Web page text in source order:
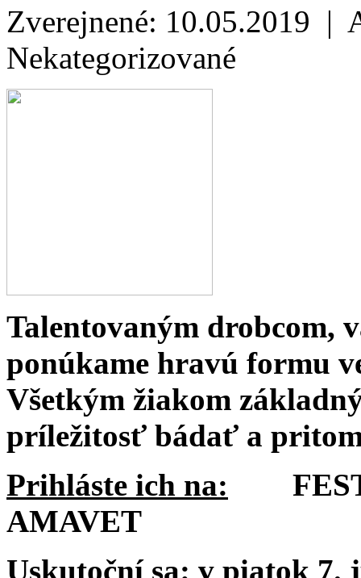
Zverejnené: 10.05.2019 |
Nekategorizované
Talentovaným drobcom,
ponúkame hravú formu
Všetkým žiakom
príležitosť bádať a
Prihláste ich na:
AMAVET
Uskutoční sa: v piatok 7.